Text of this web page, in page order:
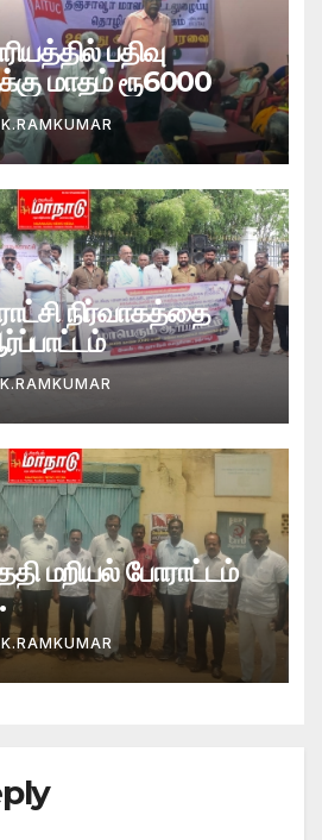
பதிவு
மாதம் ரூ6000
K.RAMKUMAR
நிர்வாகத்தை
K.RAMKUMAR
மறியல் போராட்டம்
K.RAMKUMAR